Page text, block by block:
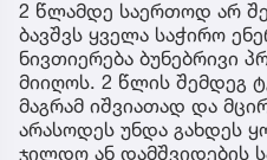
2 წლამდე საერთოდ არ
ბავშვს ყველა საჭირო
ნივთიერება ბუნებრივი
მიიღოს. 2 წლის შემდეგ
მაგრამ იშვიათად და
არასოდეს უნდა გახდეს
ჯილდო ან დამშვიდების